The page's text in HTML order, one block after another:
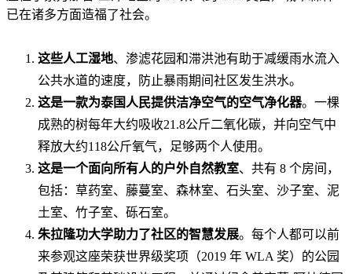
已在诸多方面造福了社会。
这些人工湿地、渗滤花园和滞洪池有助于减缓雨水流入
公共水道的速度，防止暴雨期间社区发生洪水。
这是一款为泰国人民提供洁净空气的空气净化器。一棵
成熟的树每年大约吸收21.8公斤二氧化碳，并向空气中
释放大约118公斤氧气，足够两个人使用。
这是一个面向所有人的户外自然教室、共有 8 个房间，
包括：草药室、藤蔓室、森林室、石头室、沙子室、泥
土室、竹子室、砾石室。
朱拉隆功大学助力了社区的智慧发展。每个人都可以前
来参观这座荣获世界级奖项（2019 年 WLA 奖）的公园